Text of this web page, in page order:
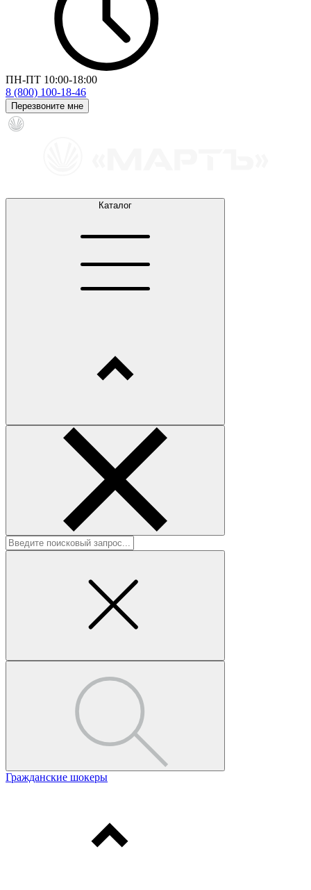
ПН-ПТ 10:00-18:00
8 (800) 100-18-46
Перезвоните мне
Каталог
Гражданские шокеры